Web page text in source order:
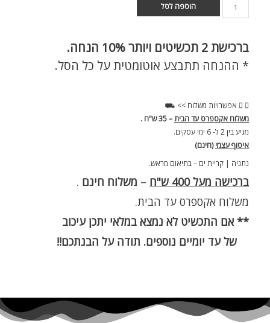
הוספה לסל
ברכישת
* ההנחה תתבצע אוטומטית על כל הסל.
אפשרויות משלוח >> ⛟
משלוח אקספרס עד הבית– 35 ש"ח .
מגיע בין 2 ל- 6 ימי עסקים.
איסוף עצמי(חינם)
נתניה | קריית ים – בתיאום מראש.
ברכישה מעל 400 ש"ח – משלוח חינם .
משלוח אקספרס עד הבית.
** אם התכשיט לא נמצא במלאי יתכן עיכוב
של עד יומיים נוספים. תודה על הבנתכם!!